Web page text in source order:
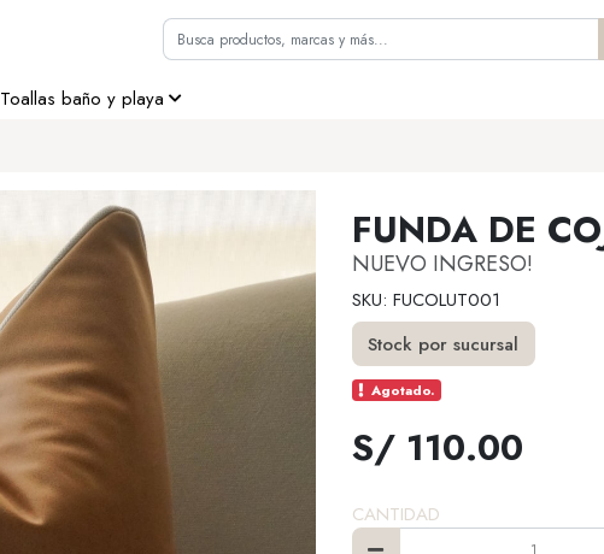
Toallas baño y playa
FUNDA DE
NUEVO INGRESO!
SKU: FUCOLUT001
Stock por sucursal
Agotado.
S/ 110.00
CANTIDAD